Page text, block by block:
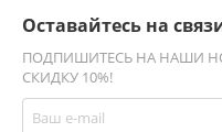
Оставайтесь на
ПОДПИШИТЕСЬ НА НАШИ
СКИДКУ 10%!